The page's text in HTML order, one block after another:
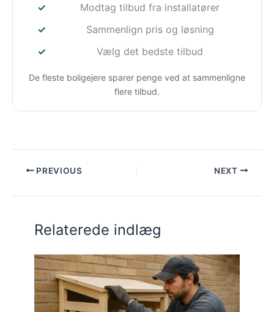
Modtag tilbud fra installatører
Sammenlign pris og løsning
Vælg det bedste tilbud
De fleste boligejere sparer penge ved at sammenligne
flere tilbud.
PREVIOUS NEXT
Relaterede indlæg